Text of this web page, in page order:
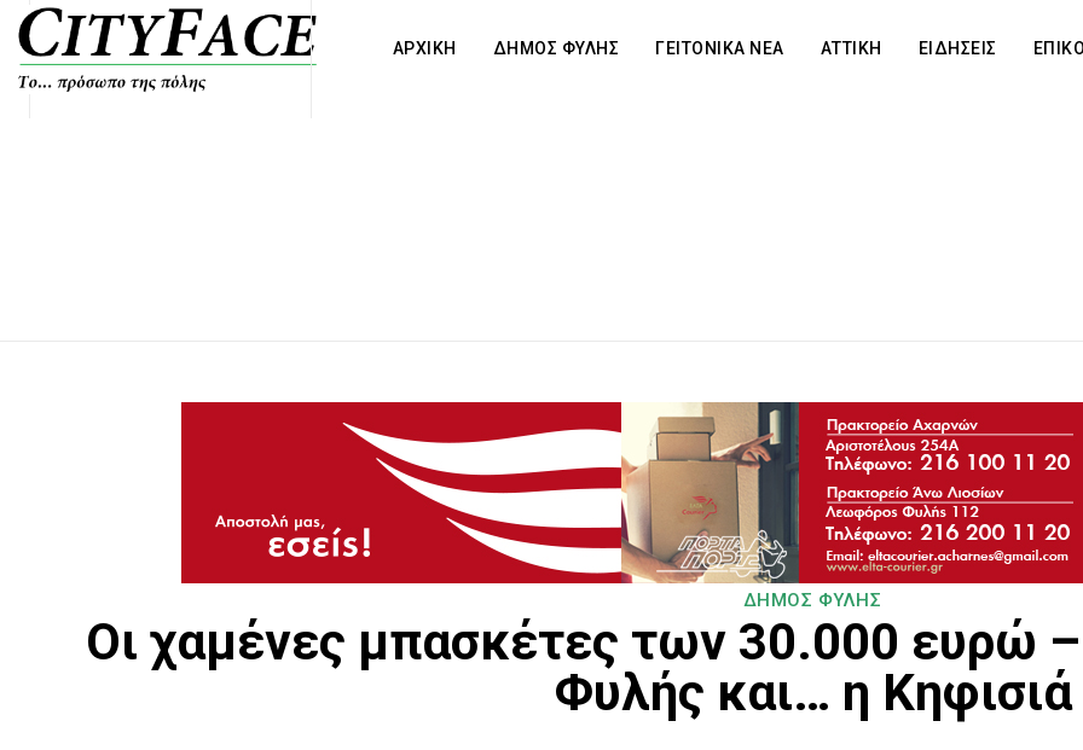
ΑΡΧΙΚΗ ΔΗΜΟΣ ΦΥΛΗΣ ΓΕΙΤΟΝΙΚΑ ΝΕΑ ΑΤΤΙΚΗ ΕΙΔΗΣΕΙΣ
ΔΗΜΟΣ ΦΥΛΗΣ
Οι χαμένες μπασκέτες των 30.000 ευρώ
Φυλής και… η Κηφισιά